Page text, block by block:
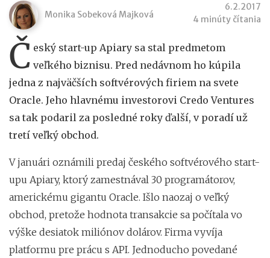
Monika Sobeková Majková
6.2.2017
4 minúty čítania
Č eský start-up Apiary sa stal predmetom
veľkého biznisu. Pred nedávnom ho kúpila
jedna z najväčších softvérových firiem na svete
Oracle. Jeho hlavnému investorovi Credo Ventures
sa tak podaril za posledné roky ďalší, v poradí už
tretí veľký obchod.
V januári oznámili predaj českého softvérového start-
upu Apiary, ktorý zamestnával 30 programátorov,
americkému gigantu Oracle. Išlo naozaj o veľký
obchod, pretože hodnota transakcie sa počítala vo
výške desiatok miliónov dolárov. Firma vyvíja
platformu pre prácu s API. Jednoducho povedané